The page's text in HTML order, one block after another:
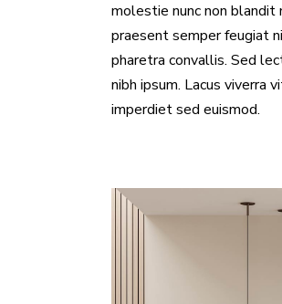
molestie nunc non
praesent semper feugiat
pharetra convallis. Sed
nibh ipsum. Lacus viverra
imperdiet sed euismod.